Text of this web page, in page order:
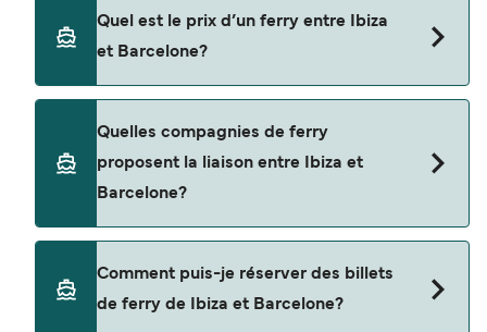
d'environ 8 heures 30 minutes. La durée des
vous conseillons donc de vérifier ce qu'il en est,
Quel est le prix d’un ferry entre Ibiza
et Barcelone?
moyen de Ibiza à Barcelone est de $72. Prix hors
frais de réservation.
Quelles compagnies de ferry
proposent la liaison entre Ibiza et
Barcelone?
naviguer de Ibiza à Barcelone. Il s'agit de
Comment puis-je réserver des billets
de ferry de Ibiza et Barcelone?